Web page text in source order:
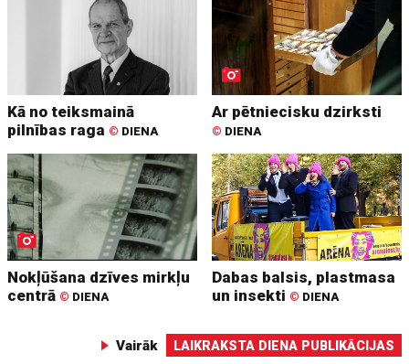
Kā no teiksmainā
pilnības raga © DIENA
Ar pētniecisku dzirksti
© DIENA
Nokļūšana dzīves mirkļu
centrā © DIENA
Dabas balsis, plastmasa
un insekti © DIENA
Vairāk LAIKRAKSTA DIENA PUBLIKĀCIJAS